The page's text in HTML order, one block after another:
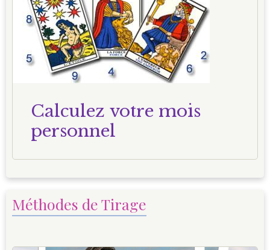
Calculez votre mois
personnel
Méthodes de Tirage